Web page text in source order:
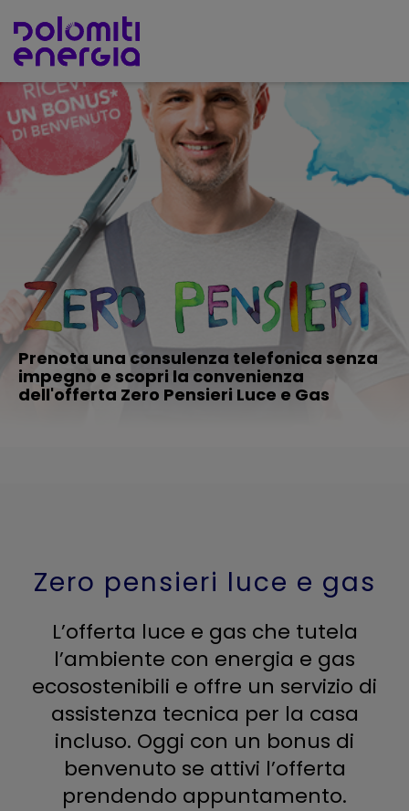
Prenota una consulenza telefonica senza
impegno e scopri la convenienza
dell'offerta Zero Pensieri Luce e Gas
Zero pensieri luce e gas
L’offerta luce e gas che tutela
l’ambiente con energia e gas
ecosostenibili e offre un servizio di
assistenza tecnica per la casa
incluso. Oggi con un bonus di
benvenuto se attivi l’offerta
prendendo appuntamento.